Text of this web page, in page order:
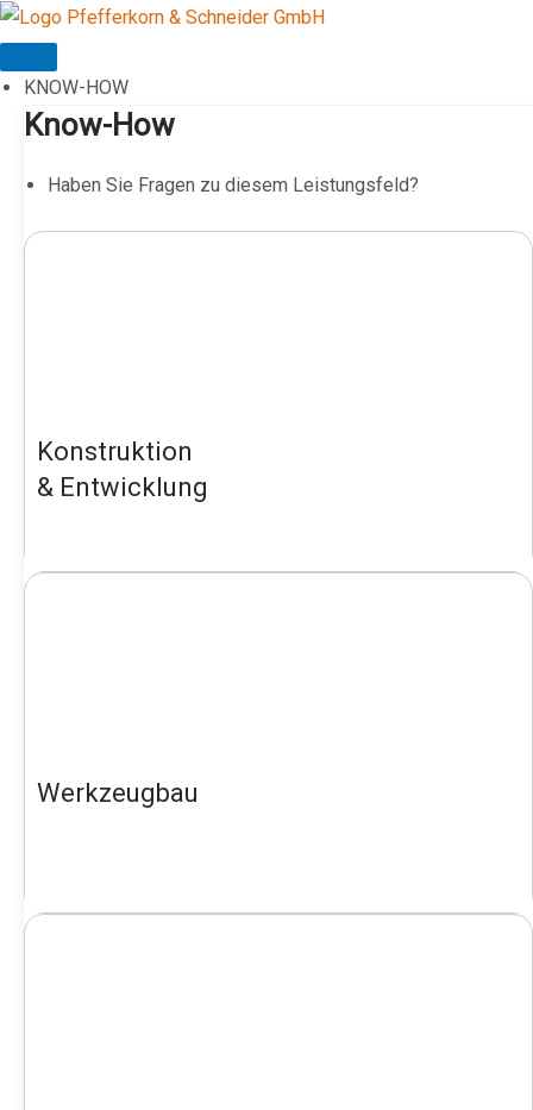
Zum
Inhalt
springen
KNOW-HOW
Know-How
Haben Sie Fragen zu diesem Leistungsfeld?
Konstruktion
& Entwicklung
Werkzeugbau